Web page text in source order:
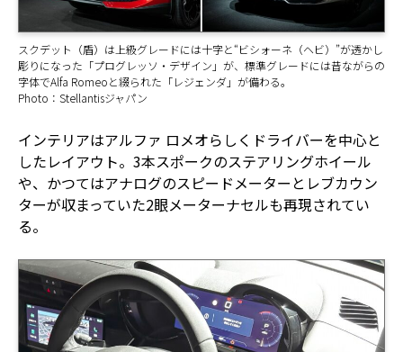
スクデット（盾）は上級グレードには十字と“ビシォーネ（ヘビ）”が透かし
彫りになった「プログレッソ・デザイン」が、標準グレードには昔ながらの
字体でAlfa Romeoと綴られた「レジェンダ」が備わる。
Photo：Stellantisジャパン
インテリアはアルファ ロメオらしくドライバーを中心と
したレイアウト。3本スポークのステアリングホイール
や、かつてはアナログのスピードメーターとレブカウン
ターが収まっていた2眼メーターナセルも再現されてい
る。